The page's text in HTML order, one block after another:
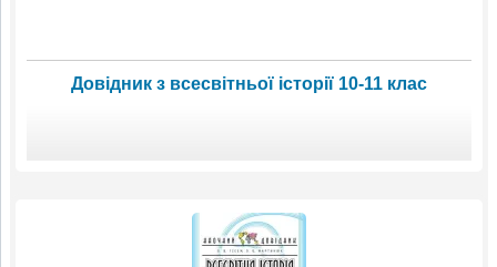
Довідник з всесвітньої історії 10-11 клас